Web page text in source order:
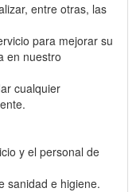
entre otras, las
para mejorar su
en nuestro
cualquier
y el personal de
sanidad e higiene.